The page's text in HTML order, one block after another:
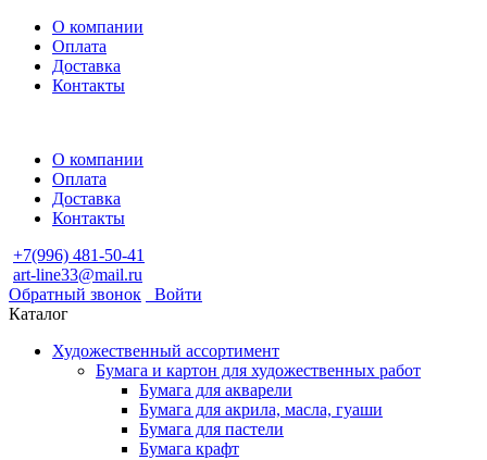
О компании
Оплата
Доставка
Контакты
О компании
Оплата
Доставка
Контакты
+7(996) 481-50-41
art-line33@mail.ru
Обратный звонок
Войти
Каталог
Художественный ассортимент
Бумага и картон для художественных работ
Бумага для акварели
Бумага для акрила, масла, гуаши
Бумага для пастели
Бумага крафт